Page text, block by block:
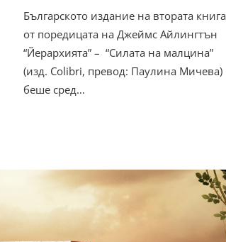
Българското издание на втората книга
от поредицата на Джеймс Айлингтън
“Йерархията” – “Силата на малцина”
(изд. Colibri, превод: Паулина Мичева)
беше сред…